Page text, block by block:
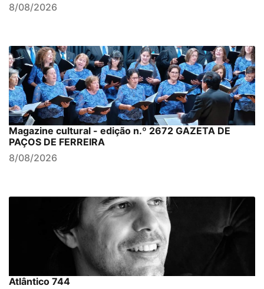
8/08/2026
Magazine cultural - edição n.º 2672 GAZETA DE
PAÇOS DE FERREIRA
8/08/2026
Atlântico 744